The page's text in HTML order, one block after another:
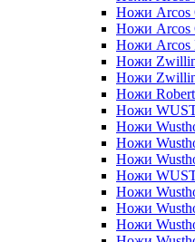
Ножи Arcos
Ножи Arcos
Ножи Arcos
Ножи
Ножи
Ножи
Ножи
Ножи
Ножи
Ножи
Ножи
Ножи
Ножи
Ножи